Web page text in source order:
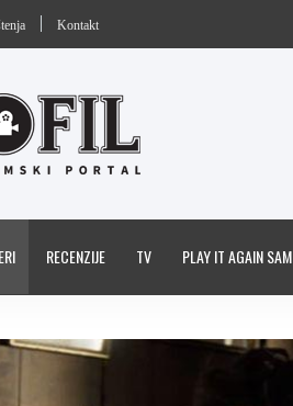
Kontakt
RECENZIJE TV PLAY IT AGAIN SAM